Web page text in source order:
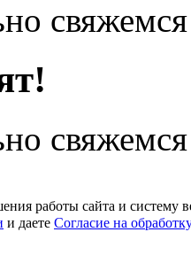
работы сайта и систему
и даете Согласие на